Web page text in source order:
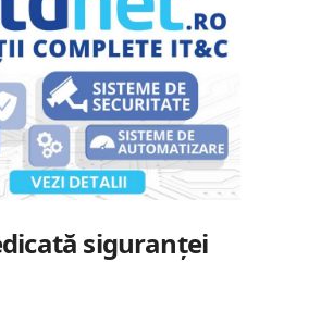
siguranței